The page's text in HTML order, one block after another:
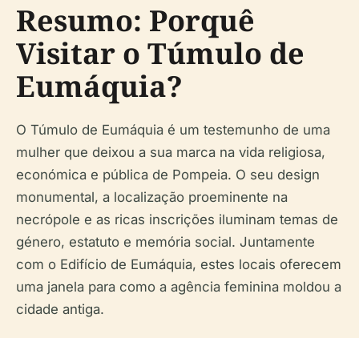
Resumo: Porquê
Visitar o Túmulo de
Eumáquia?
O Túmulo de Eumáquia é um testemunho de uma
mulher que deixou a sua marca na vida religiosa,
económica e pública de Pompeia. O seu design
monumental, a localização proeminente na
necrópole e as ricas inscrições iluminam temas de
género, estatuto e memória social. Juntamente
com o Edifício de Eumáquia, estes locais oferecem
uma janela para como a agência feminina moldou a
cidade antiga.